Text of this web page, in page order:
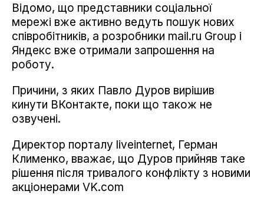
Відомо, що представники соціальної
мережі вже активно ведуть пошук нових
співробітників, а розробники mail.ru Group і
Яндекс вже отримали запрошення на
роботу.
Причини, з яких Павло Дуров вирішив
кинути ВКонтакте, поки що також не
озвучені.
Директор порталу liveinternet, Герман
Клименко, вважає, що Дуров прийняв таке
рішення після тривалого конфлікту з новими
акціонерами VK.com